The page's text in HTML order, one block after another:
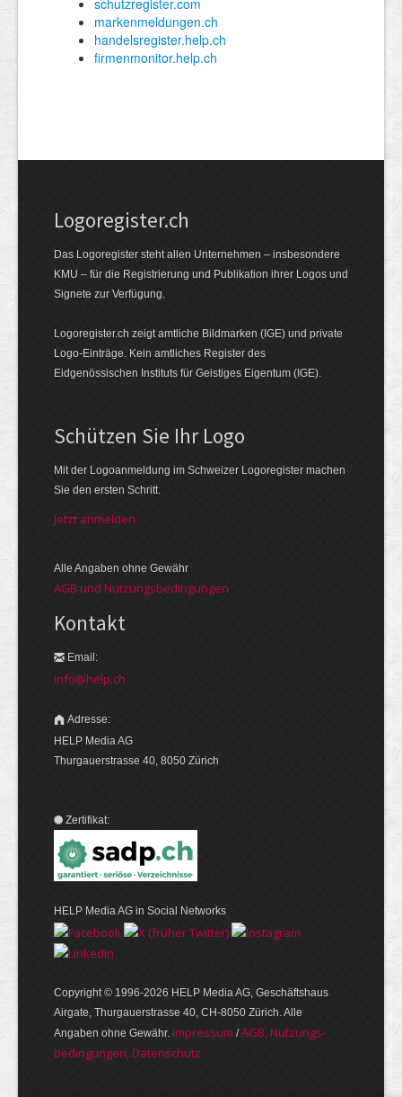
Logoregister.ch
Das Logoregister steht allen Unternehmen – insbesondere
KMU – für die Registrierung und Publikation ihrer Logos und
Signete zur Verfügung.
Logoregister.ch zeigt amtliche Bildmarken (IGE) und private
Logo-Einträge. Kein amtliches Register des
Eidgenössischen Instituts für Geistiges Eigentum (IGE).
Schützen Sie Ihr Logo
Mit der Logo­an­meldung im Schweizer Logo­register machen
Sie den ersten Schritt.
Jetzt anmelden
Alle Angaben ohne Gewähr
AGB und Nutzungsbedingungen
Kontakt
Email:
info@help.ch
Adresse:
HELP Media AG
Thurgauerstrasse 40, 8050 Zürich
Zertifikat:
HELP Media AG in Social Networks
Copyright © 1996-2026 HELP Media AG, Geschäftshaus
Airgate, Thurgauer­strasse 40, CH-8050 Zürich. Alle
Angaben ohne Gewähr. Im­pres­sum /AGB, Nut­zungs­
bedin­gungen, Daten­schutz